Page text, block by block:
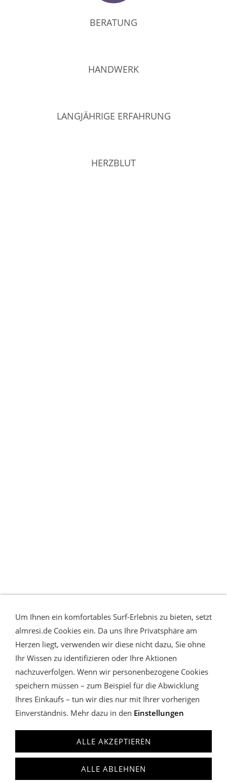
BERATUNG
HANDWERK
LANGJÄHRIGE ERFAHRUNG
HERZBLUT
WIDERRUFSRECHT & VERTRAG WIDERRUFEN
COOKIES
VERWALTEN
DATENSCHUTZ AGB
IMPRESSUM
Charivari Lederhose & Dirndl
anfrage@almresi.de
T: +49 (0)89.12209587
Um Ihnen ein komfortables Surf-Erlebnis zu bieten, setzt
almresi.de Cookies ein. Da uns Ihre Privatsphäre am
Herzen liegt, verwenden wir diese nicht dazu, Sie ohne
Ihr Wissen zu identifizieren oder Ihre Aktionen
nachzuverfolgen. Wenn wir personenbezogene Cookies
speichern müssen – zum Beispiel für die Abwicklung
Ihres Einkaufs – tun wir dies nur mit Ihrer vorherigen
Einverständnis. Mehr dazu in den Einstellungen
ALLE AKZEPTIEREN
ALLE ABLEHNEN